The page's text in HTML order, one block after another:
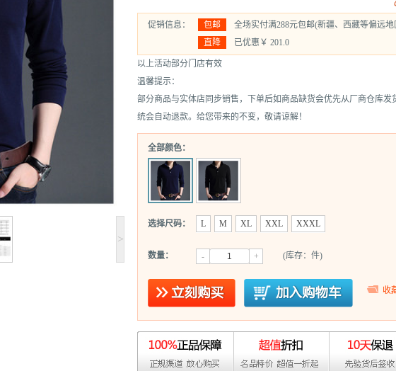
>
促销信息： 包邮
全场实付满288元包邮(新疆、西藏等偏远地
直降
已优惠￥ 201.0
以上活动部分门店有效
温馨提示：
部分商品与实体店同步销售，下单后如商品缺货会优先从厂商仓库发
统会自动退款。给您带来的不变，敬请谅解！
全部颜色：
选择尺码： L M XL XXL XXXL
数量： - + (库存：件)
收